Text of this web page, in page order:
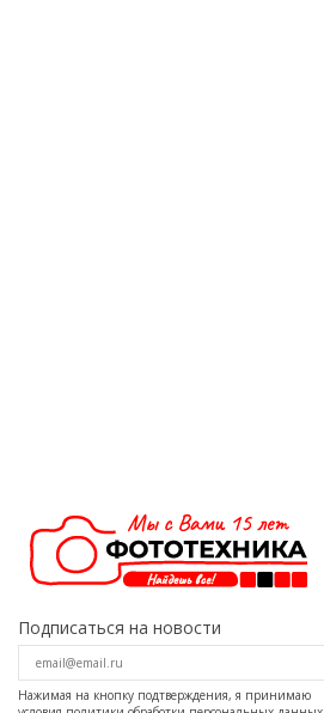
Подписаться на новости
Нажимая на кнопку подтверждения, я принимаю